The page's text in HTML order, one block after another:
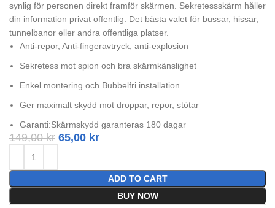
synlig för personen direkt framför skärmen. Sekretessskärm håller
din information privat offentlig. Det bästa valet för bussar, hissar,
tunnelbanor eller andra offentliga platser.
Anti-repor, Anti-fingeravtryck, anti-explosion
Sekretess mot spion och bra skärmkänslighet
Enkel montering och Bubbelfri installation
Ger maximalt skydd mot droppar, repor, stötar
Garanti:Skärmskydd garanteras 180 dagar
149,00kr 65,00 kr
ADD TO CART
BUY NOW